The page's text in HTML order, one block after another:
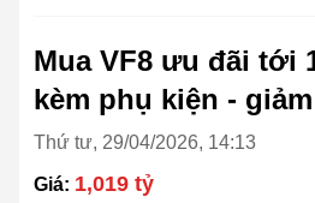
Mua VF8 ưu đãi tới
kèm phụ kiện -
Thứ tư, 29/04/2026, 14:13
Giá: 1,019 tỷ